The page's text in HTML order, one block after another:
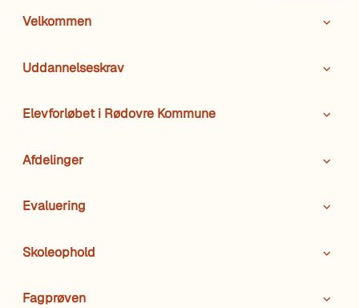
Velkommen
Uddannelseskrav
Elevforløbet i Rødovre Kommune
Afdelinger
Evaluering
Skoleophold
Fagprøven